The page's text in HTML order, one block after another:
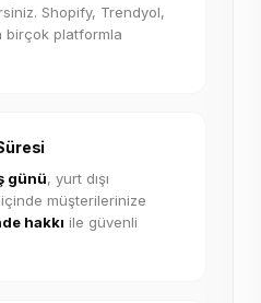
Shopify, Trendyol,
birçok platformla
günü, yurt dışı
içinde müşterilerinize
hakkı ile güvenli